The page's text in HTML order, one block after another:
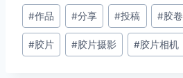
文
章
标
#作品 #分享 #投稿 #胶卷
#胶片 #胶片摄影 #胶片相机